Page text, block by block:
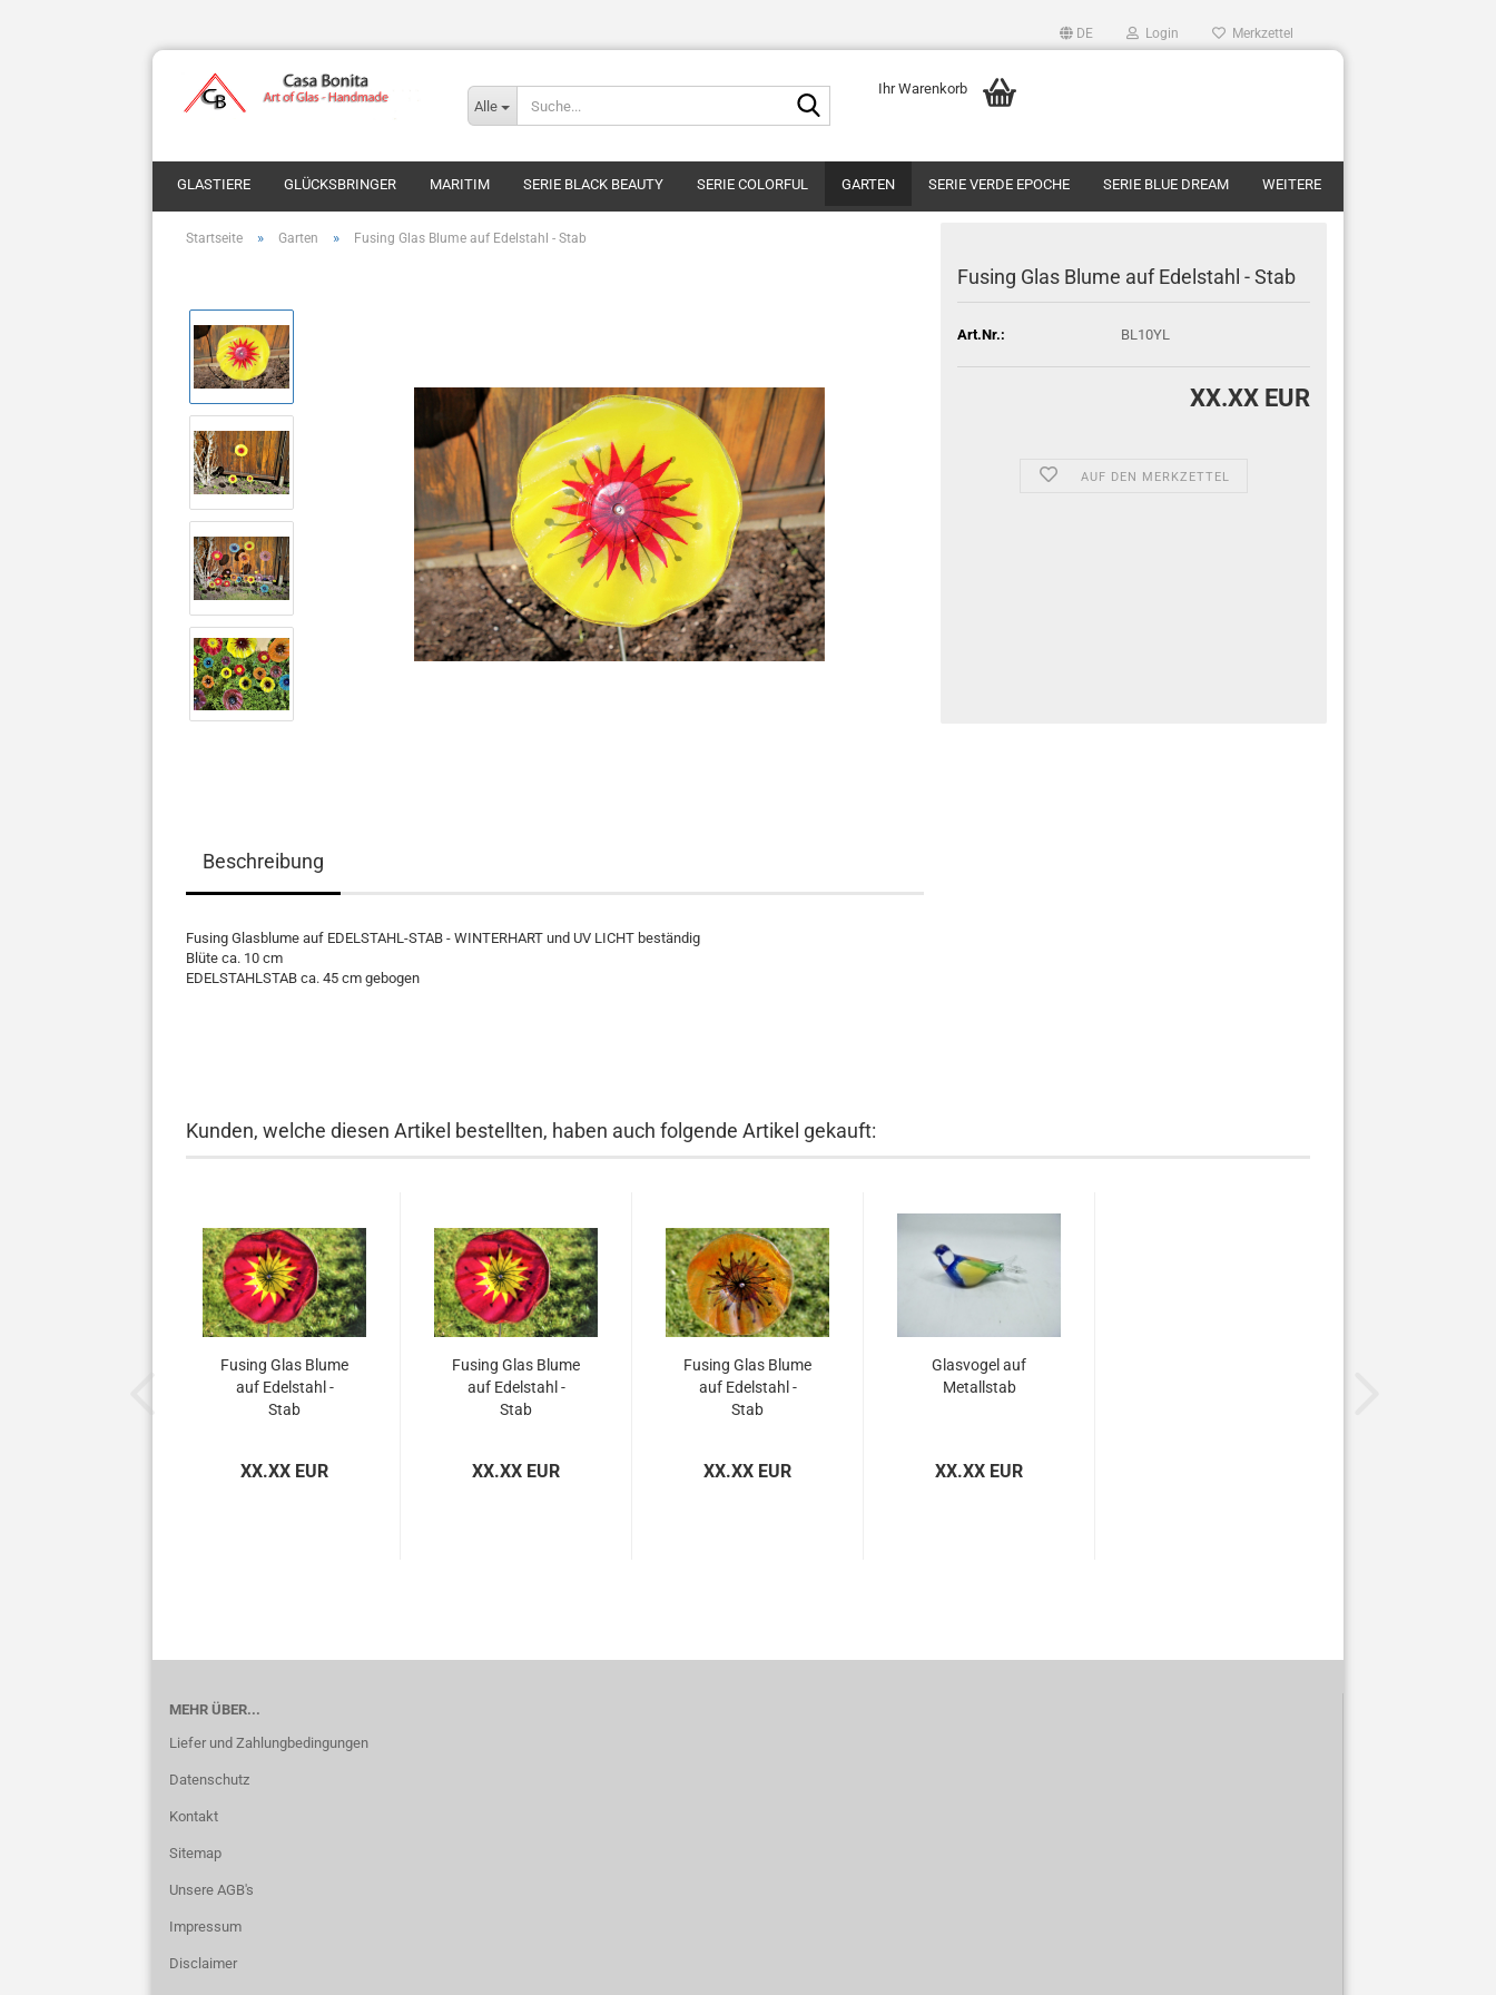
DE Login Merkzettel
Alle
Ihr Warenkorb
GLASTIERE GLÜCKSBRINGER MARITIM SERIE BLACK BEAUTY SERIE COLORFUL GARTEN SERIE VERDE EPOCHE SERIE BLUE DREAM WEITERE
Startseite » Garten » Fusing Glas Blume auf Edelstahl - Stab
Fusing Glas Blume auf Edelstahl - Stab
Art.Nr.: BL10YL
XX.XX EUR
AUF DEN MERKZETTEL
Beschreibung
Fusing Glasblume auf EDELSTAHL-STAB - WINTERHART und UV LICHT beständig
Blüte ca. 10 cm
EDELSTAHLSTAB ca. 45 cm gebogen
Kunden, welche diesen Artikel bestellten, haben auch folgende Artikel gekauft:
Fusing Glas Blume
auf Edelstahl -
Stab
XX.XX EUR
Fusing Glas Blume
auf Edelstahl -
Stab
XX.XX EUR
Fusing Glas Blume
auf Edelstahl -
Stab
XX.XX EUR
Glasvogel auf
Metallstab
XX.XX EUR
MEHR ÜBER...
Liefer und Zahlungbedingungen
Datenschutz
Kontakt
Sitemap
Unsere AGB's
Impressum
Disclaimer